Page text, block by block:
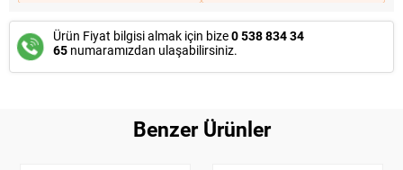
Ürün Fiyat bilgisi almak için bize0 538 834 34
65 numaramızdan ulaşabilirsiniz.
Benzer Ürünler